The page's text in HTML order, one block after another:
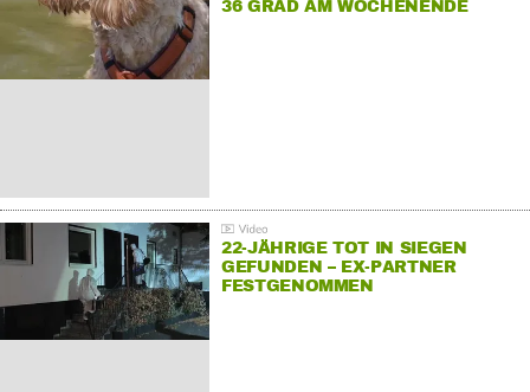
36 GRAD AM WOCHENENDE
22-JÄHRIGE TOT IN SIEGEN
GEFUNDEN – EX-PARTNER
FESTGENOMMEN